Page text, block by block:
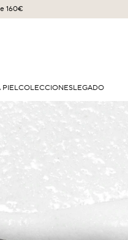
160€
PIELCOLECCIONESLEGADO